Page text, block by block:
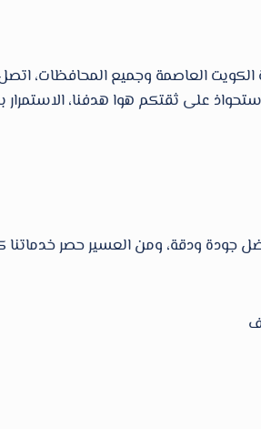
على ثقتكم هوا هدفنا، الاستمرار
ودقة، ومن العسير حصر خدماتنا